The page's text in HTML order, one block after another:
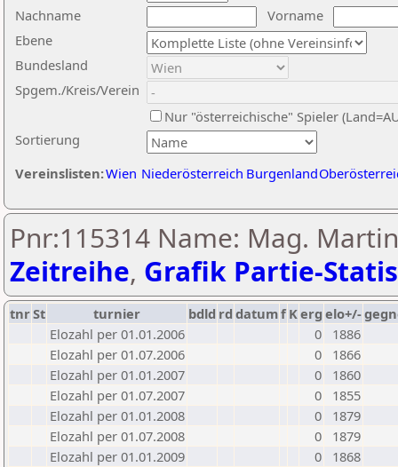
Nachname
Vorname
Ebene
Sortierung
Bundesland
Spgem./Kreis/Verein
Nur "österreichische" Spieler
Vereinslisten:Wien Niederösterreich Burgenland
Pnr:115314 Name: Mag.
Zeitreihe, Grafik Partie-
tnrSt turnier bdld rd datumf Kerg elo+/-
Elozahl per 01.01.2006
0
1886
Elozahl per 01.07.2006
0
1866
Elozahl per 01.01.2007
0
1860
Elozahl per 01.07.2007
0
1855
Elozahl per 01.01.2008
0
1879
Elozahl per 01.07.2008
0
1879
Elozahl per 01.01.2009
0
1868